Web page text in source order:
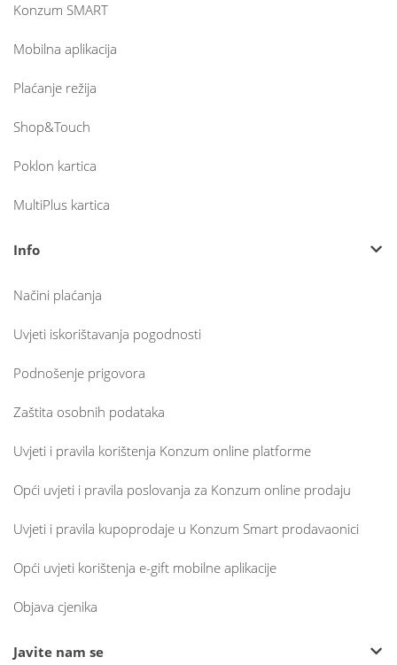
Konzum SMART
Mobilna aplikacija
Plaćanje režija
Shop&Touch
Poklon kartica
MultiPlus kartica
Info
Načini plaćanja
Uvjeti iskorištavanja pogodnosti
Podnošenje prigovora
Zaštita osobnih podataka
Uvjeti i pravila korištenja Konzum online platforme
Opći uvjeti i pravila poslovanja za Konzum online prodaju
Uvjeti i pravila kupoprodaje u Konzum Smart prodavaonici
Opći uvjeti korištenja e-gift mobilne aplikacije
Objava cjenika
Javite nam se